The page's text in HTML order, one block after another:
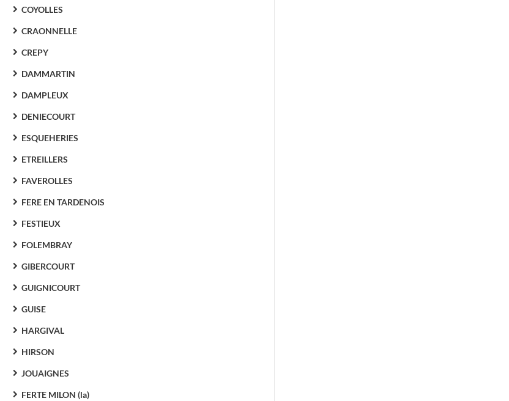
COYOLLES
CRAONNELLE
CREPY
DAMMARTIN
DAMPLEUX
DENIECOURT
ESQUEHERIES
ETREILLERS
FAVEROLLES
FERE EN TARDENOIS
FESTIEUX
FOLEMBRAY
GIBERCOURT
GUIGNICOURT
GUISE
HARGIVAL
HIRSON
JOUAIGNES
FERTE MILON (la)